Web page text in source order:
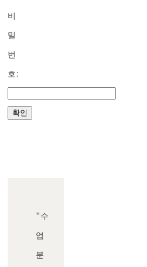
비
밀
번
호:
"수
업
분